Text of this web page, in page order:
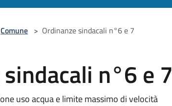
Comune > Ordinanze sindacali n°6 e 7
n°6 e 7
uso acqua e limite massimo di velocità